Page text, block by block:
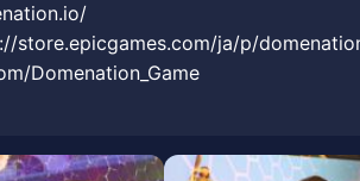
store.epicgames.com/ja/p/
Domenation_Game